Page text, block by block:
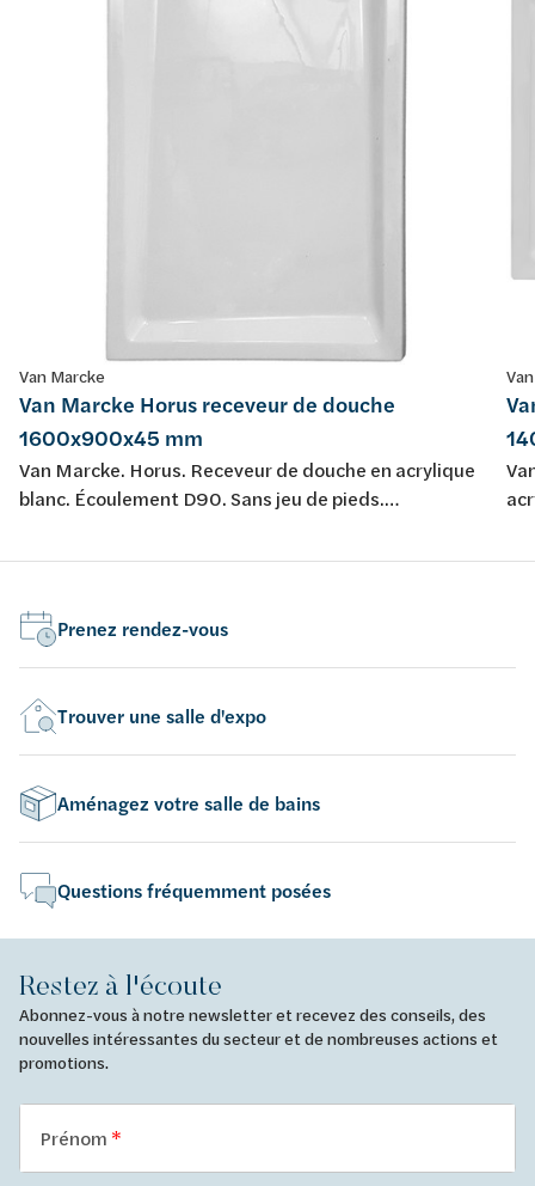
Van Marcke
Van Marcke Horus receveur de douche
1600x900x45 mm
Van Marcke. Horus. Receveur de douche en acrylique
blanc. Écoulement D90. Sans jeu de pieds.
Prenez rendez-vous
Trouver une salle d'expo
Aménagez votre salle de bains
Questions fréquemment posées
Restez à l'écoute
Abonnez-vous à notre newsletter et recevez des conseils, des
nouvelles intéressantes du secteur et de nombreuses actions et
promotions.
Prénom